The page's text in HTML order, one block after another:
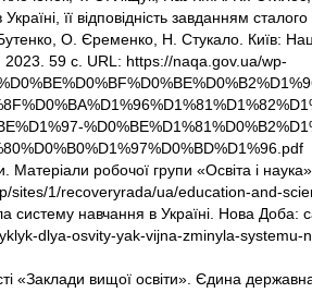
її відповідність завданням
О. Єременко, Н. Стукало. Київ:
2023. 59 с. URL: https://naqa.gov.ua/wp-
Матеріали робочої групи «Освіта і
sites/1/recoveryrada/ua/education-and-
систему навчання в Україні. Нова Доба:
dlya-osvity-yak-vijna-zminyla-systemu-
«Заклади вищої освіти». Єдина